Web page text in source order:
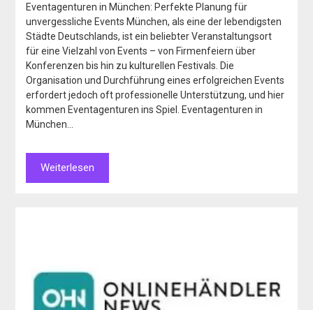
Eventagenturen in München: Perfekte Planung für
unvergessliche Events München, als eine der lebendigsten
Städte Deutschlands, ist ein beliebter Veranstaltungsort
für eine Vielzahl von Events – von Firmenfeiern über
Konferenzen bis hin zu kulturellen Festivals. Die
Organisation und Durchführung eines erfolgreichen Events
erfordert jedoch oft professionelle Unterstützung, und hier
kommen Eventagenturen ins Spiel. Eventagenturen in
München…
Weiterlesen